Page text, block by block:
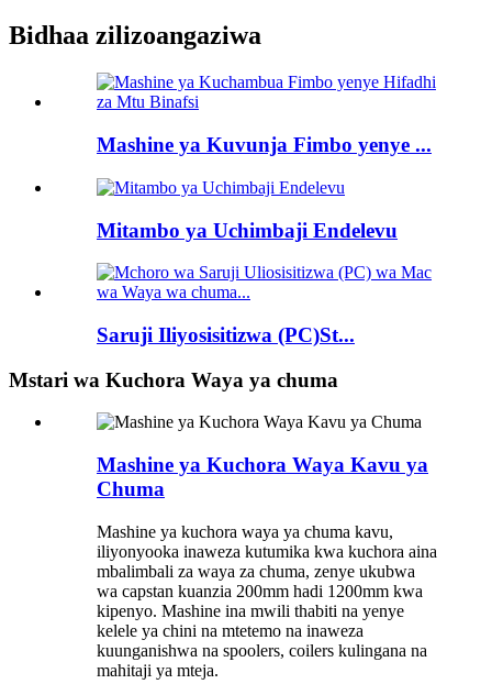
Bidhaa zilizoangaziwa
Mashine ya Kuvunja Fimbo yenye ...
Mitambo ya Uchimbaji Endelevu
Saruji Iliyosisitizwa (PC)St...
Mstari wa Kuchora Waya ya chuma
Mashine ya Kuchora Waya Kavu ya
Chuma
Mashine ya kuchora waya ya chuma kavu,
iliyonyooka inaweza kutumika kwa kuchora aina
mbalimbali za waya za chuma, zenye ukubwa
wa capstan kuanzia 200mm hadi 1200mm kwa
kipenyo. Mashine ina mwili thabiti na yenye
kelele ya chini na mtetemo na inaweza
kuunganishwa na spoolers, coilers kulingana na
mahitaji ya mteja.